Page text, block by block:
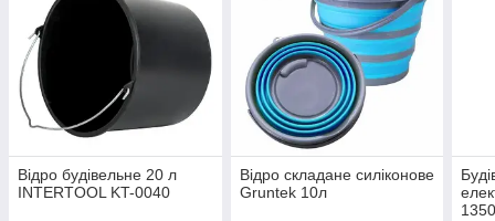
Відро будівельне 20 л
INTERTOOL KT-0040
Відро складане силіконове
Gruntek 10л